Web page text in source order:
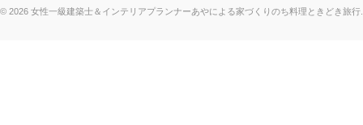
© 2026 女性一級建築士＆インテリアプランナーあやによる家づくりのち料理ときどき旅行